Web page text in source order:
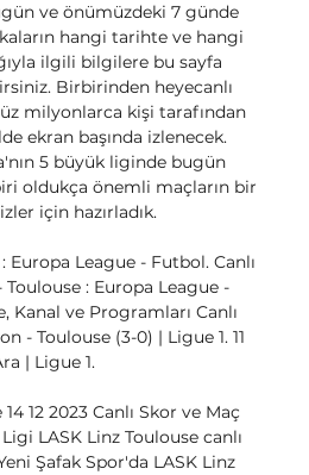
ve önümüzdeki 7 günde
hangi tarihte ve hangi
ilgili bilgilere bu sayfa
Birbirinden heyecanlı
milyonlarca kişi tarafından
ekran başında izlenecek.
5 büyük liginde bugün
oldukça önemli maçların bir
için hazırladık.
Europa League - Futbol. Canlı
Toulouse : Europa League -
Kanal ve Programları Canlı
- Toulouse (3-0) | Ligue 1. 11
| Ligue 1.
12 2023 Canlı Skor ve Maç
LASK Linz Toulouse canlı
Şafak Spor'da LASK Linz